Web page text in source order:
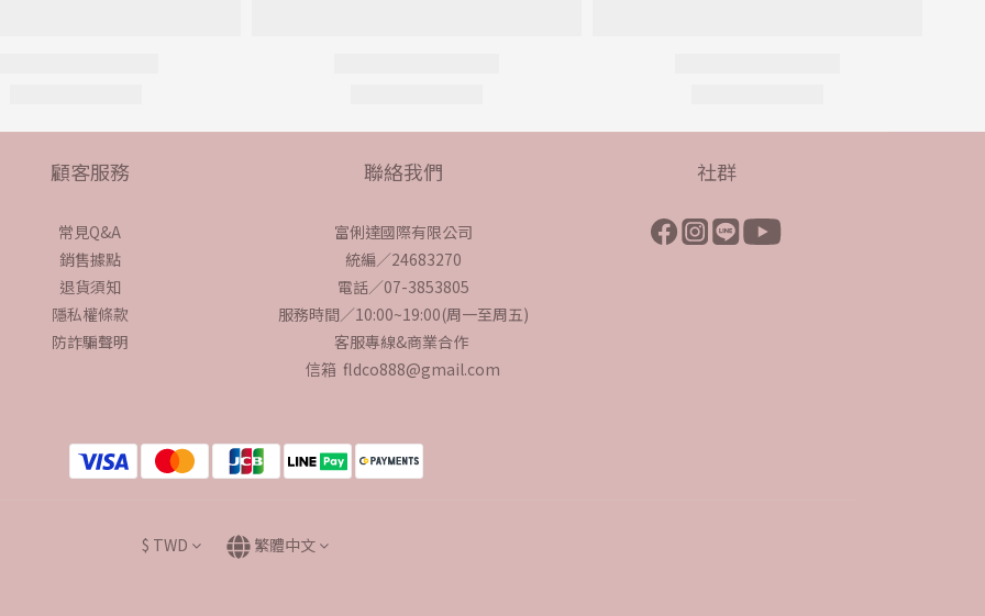
顧客服務
常見Q&A
銷售據點
退貨須知
隱私權條款
防詐騙聲明
聯絡我們
富俐達國際有限公司
統編／24683270
電話／07-3853805
服務時間／10:00~19:00(周一至周五)
客服專線&商業合作
信箱 fldco888@gmail.com
社群
$ TWD 繁體中文